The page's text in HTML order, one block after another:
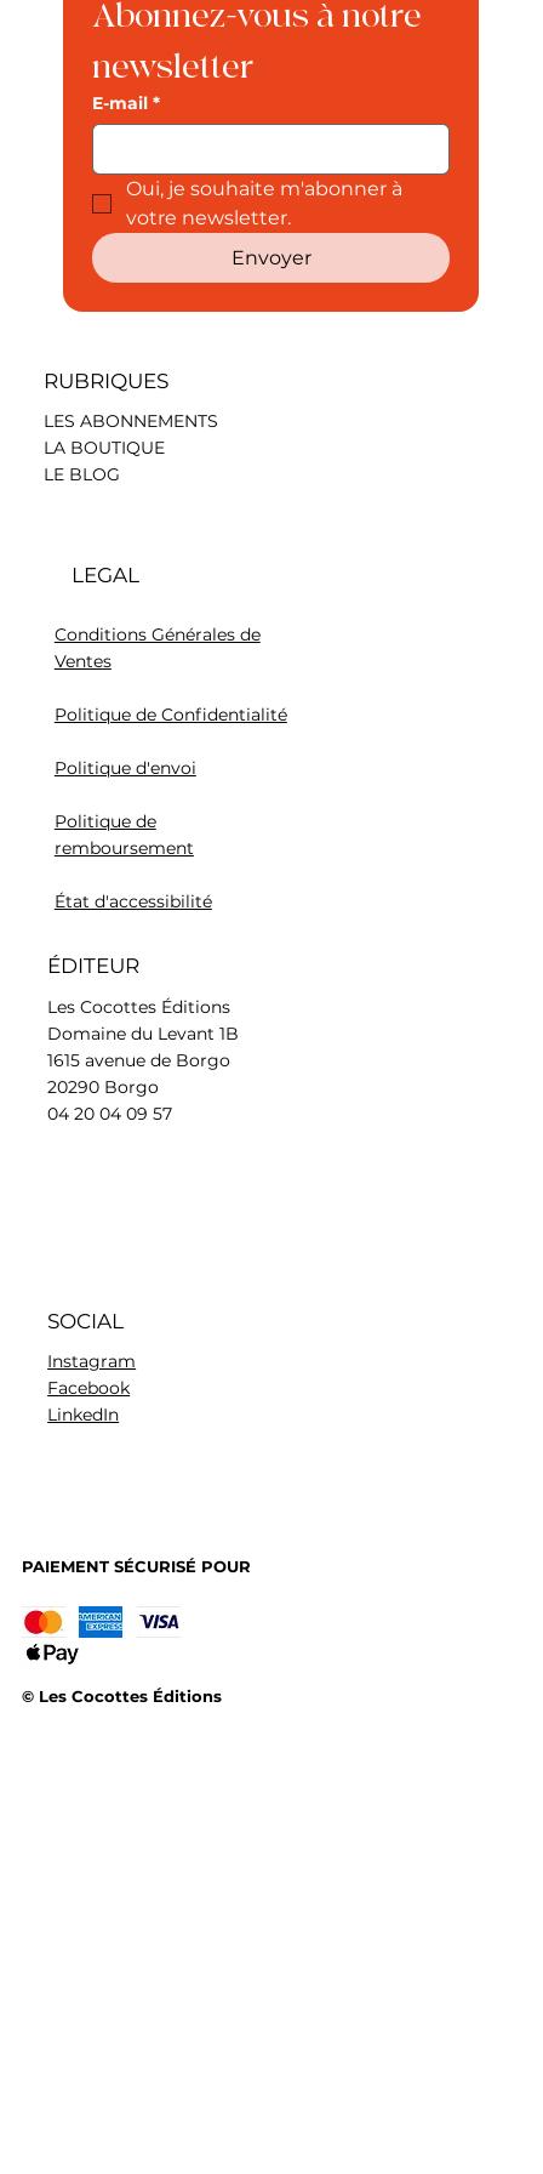
Abonnez-vous à notre
newsletter
E-mail *
Oui, je souhaite m'abonner à
votre newsletter.
Envoyer
RUBRIQUES
LES ABONNEMENTS
LA BOUTIQUE
LE BLOG
LEGAL
Conditions Générales de
Ventes
Politique de Confidentialité
Politique d'envoi
Politique de
remboursement
État d'accessibilité
ÉDITEUR
Les Cocottes Éditions
Domaine du Levant 1B
1615 avenue de Borgo
20290 Borgo
04 20 04 09 57
SOCIAL
Instagram
Facebook
LinkedIn
© Les Cocottes Éditions
PAIEMENT SÉCURISÉ POUR